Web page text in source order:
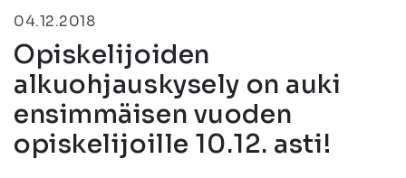
04.12.2018
Opiskelijoiden
alkuohjauskysely on auki
ensimmäisen vuoden
opiskelijoille 10.12. asti!